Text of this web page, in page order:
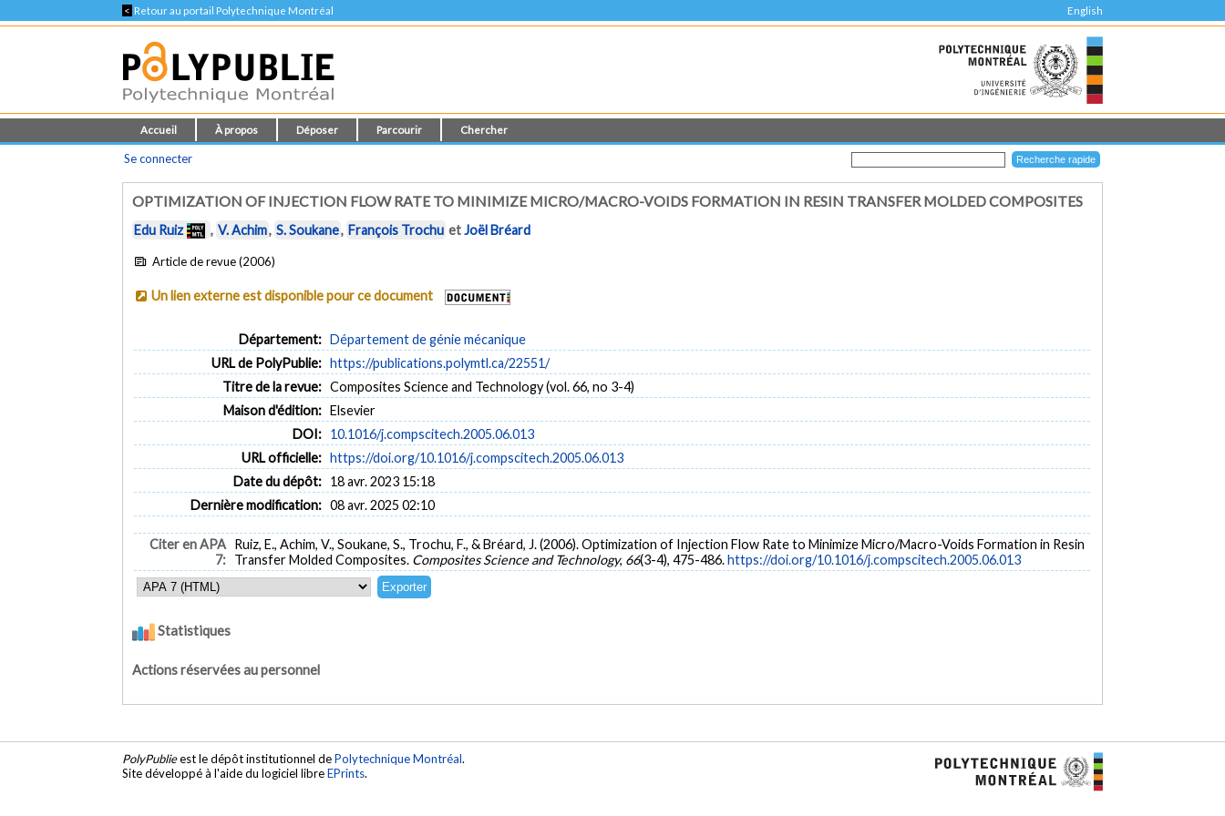
< Retour au portail Polytechnique Montréal English
Accueil À propos Déposer Parcourir Chercher
Se connecter
OPTIMIZATION OF INJECTION FLOW RATE TO MINIMIZE MICRO/MACRO-VOIDS FORMATION IN RESIN TRANSFER MOLDED COMPOSITES
Edu Ruiz , V. Achim, S. Soukane, François Trochu etJoël Bréard
Article de revue (2006)
Un lien externe est disponible pour ce document
Département: Département de génie mécanique
URL de PolyPublie: https://publications.polymtl.ca/22551/
Titre de la revue: Composites Science and Technology (vol. 66, no 3-4)
Maison d'édition: Elsevier
DOI: 10.1016/j.compscitech.2005.06.013
URL officielle: https://doi.org/10.1016/j.compscitech.2005.06.013
Date du dépôt: 18 avr. 2023 15:18
Dernière modification: 08 avr. 2025 02:10
Citer en APA
7:
Ruiz, E., Achim, V., Soukane, S., Trochu, F., & Bréard, J. (2006). Optimization of Injection Flow Rate to Minimize Micro/Macro-Voids Formation in Resin
Transfer Molded Composites. Composites Science and Technology, 66(3-4), 475-486.https://doi.org/10.1016/j.compscitech.2005.06.013
Statistiques
Actions réservées au personnel
PolyPublieest le dépôt institutionnel dePolytechnique Montréal.
Site développé à l'aide du logiciel libreEPrints.